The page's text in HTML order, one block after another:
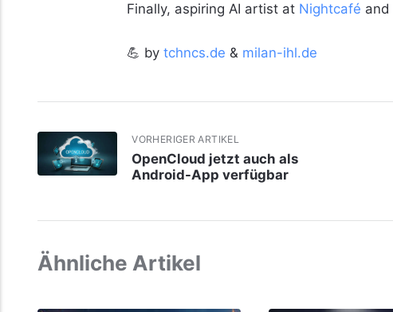
Finally, aspiring AI artist at Nightcafé and
💪 by tchncs.de & milan-ihl.de
VORHERIGER ARTIKEL
OpenCloud jetzt auch als
Android-App verfügbar
Ähnliche Artikel